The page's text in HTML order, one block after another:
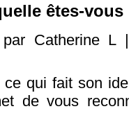
êtes-vous
Catherine L
ce qui fait son
de vous